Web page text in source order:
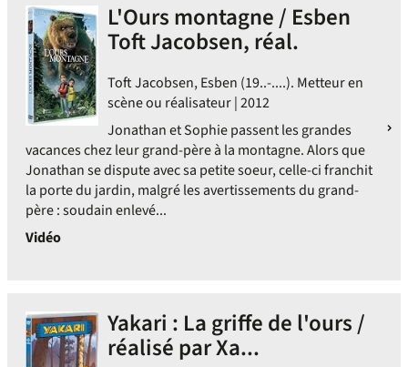
L'Ours montagne / Esben
Toft Jacobsen, réal.
Toft Jacobsen, Esben (19..-....). Metteur en
scène ou réalisateur | 2012
Jonathan et Sophie passent les grandes
vacances chez leur grand-père à la montagne. Alors que
Jonathan se dispute avec sa petite soeur, celle-ci franchit
la porte du jardin, malgré les avertissements du grand-
père : soudain enlevé...
Vidéo
Yakari : La griffe de l'ours /
réalisé par Xa...